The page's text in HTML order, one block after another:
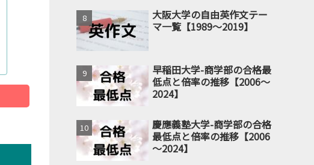
大阪大学の自由英作文テー
マ一覧【1989～2019】
早稲田大学-商学部の合格最
低点と倍率の推移【2006～
2024】
慶應義塾大学-商学部の合格
最低点と倍率の推移【2006
～2024】